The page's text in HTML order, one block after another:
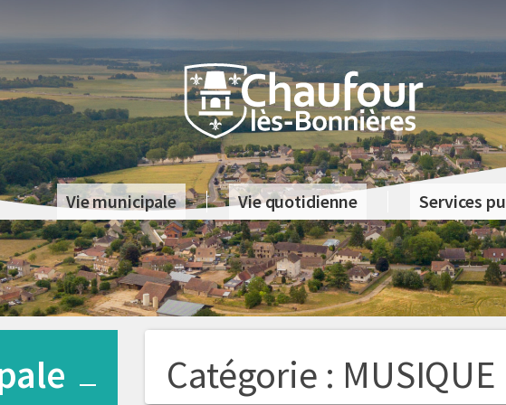
Vie municipale Vie quotidienne Services
Catégorie : MUSIQUE